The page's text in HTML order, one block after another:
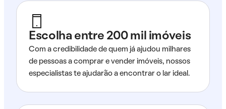
Escolha entre 200 mil imóveis
Com a credibilidade de quem já ajudou milhares
de pessoas a comprar e vender imóveis, nossos
especialistas te ajudarão a encontrar o lar ideal.